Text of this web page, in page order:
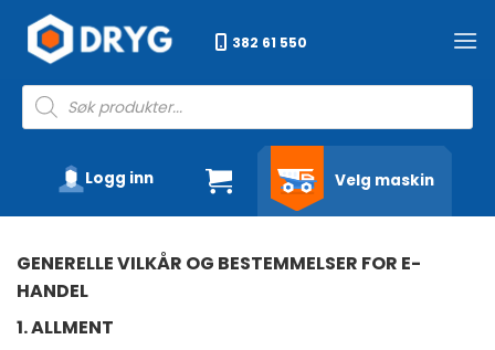
content
382 61 550
Products
search
Velg maskin
Logg inn
GENERELLE VILKÅR OG BESTEMMELSER FOR E-
HANDEL
1. ALLMENT